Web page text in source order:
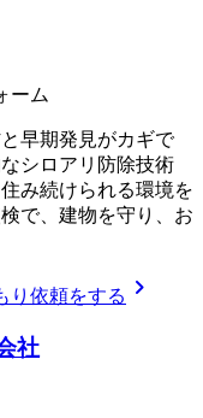
ーム
早期発見がカギで
シロアリ防除技術
み続けられる環境を
で、建物を守り、お
り依頼をする chevron_right
社